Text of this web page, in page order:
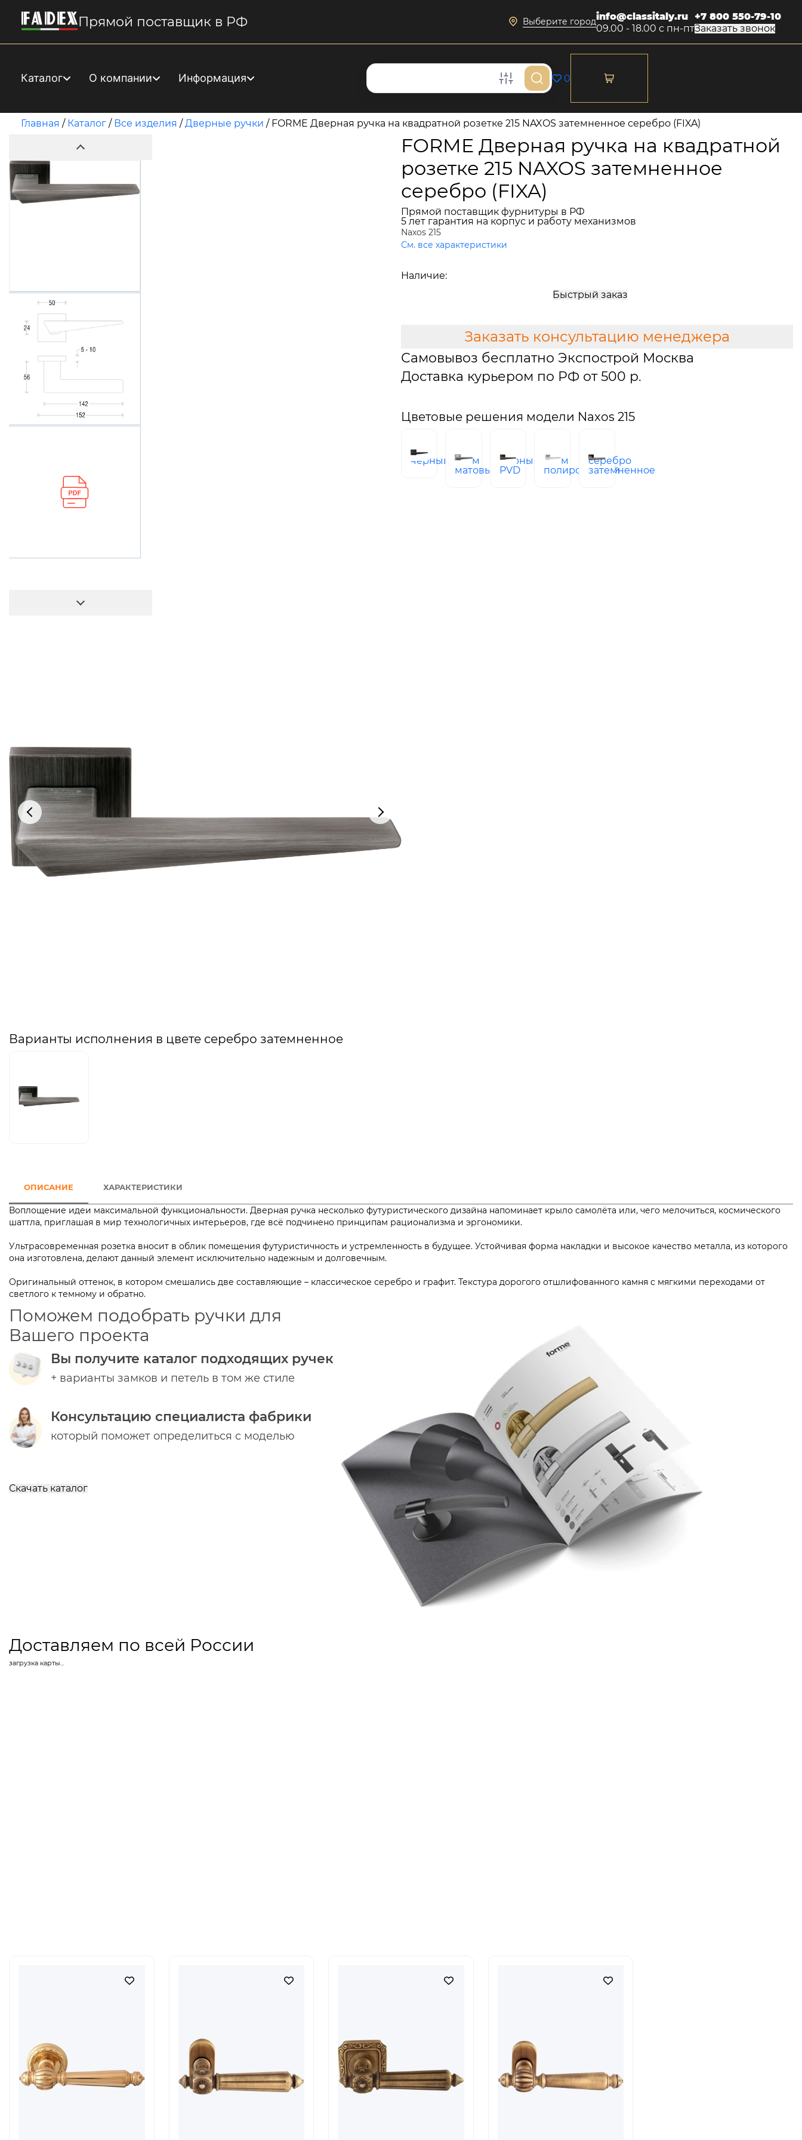
Прямой поставщик в РФ Выберите городinfo@classitaly.ru
09.00 - 18.00 с пн-пт
+7 800 550-79-10
Заказать звонок
Каталог О компании Информация 0
Главная / Каталог / Все изделия /Дверные ручки / FORME Дверная ручка на квадратной розетке 215 NAXOS затемненное серебро (FIXA)
FORME Дверная ручка на квадратной
розетке 215 NAXOS затемненное
серебро (FIXA)
Прямой поставщик фурнитуры в РФ
5 лет гарантия на корпус и работу механизмов
Naxos 215
См. все характеристики
Наличие:
Быстрый заказ
Заказать консультацию менеджера
Самовывоз бесплатно Экспострой Москва
Доставка курьером по РФ от 500 р.
Цветовые решения модели Naxos 215
черный
хром
матовый
Черный
PVD
хром
полированный
серебро
затемненное
Варианты исполнения в цвете серебро затемненное
ОПИСАНИЕ ХАРАКТЕРИСТИКИ
Воплощение идеи максимальной функциональности. Дверная ручка несколько футуристического дизайна напоминает крыло самолёта или, чего мелочиться, космического
шаттла, приглашая в мир технологичных интерьеров, где всё подчинено принципам рационализма и эргономики.
Ультрасовременная розетка вносит в облик помещения футуристичность и устремленность в будущее. Устойчивая форма накладки и высокое качество металла, из которого
она изготовлена, делают данный элемент исключительно надежным и долговечным.
Оригинальный оттенок, в котором смешались две составляющие – классическое серебро и графит. Текстура дорогого отшлифованного камня с мягкими переходами от
светлого к темному и обратно.
Поможем подобрать ручки для
Вашего проекта
Вы получите каталог подходящих ручек
+ варианты замков и петель в том же стиле
Консультацию специалиста фабрики
который поможет определиться с моделью
Скачать каталог
Доставляем по всей России
загрузка карты...